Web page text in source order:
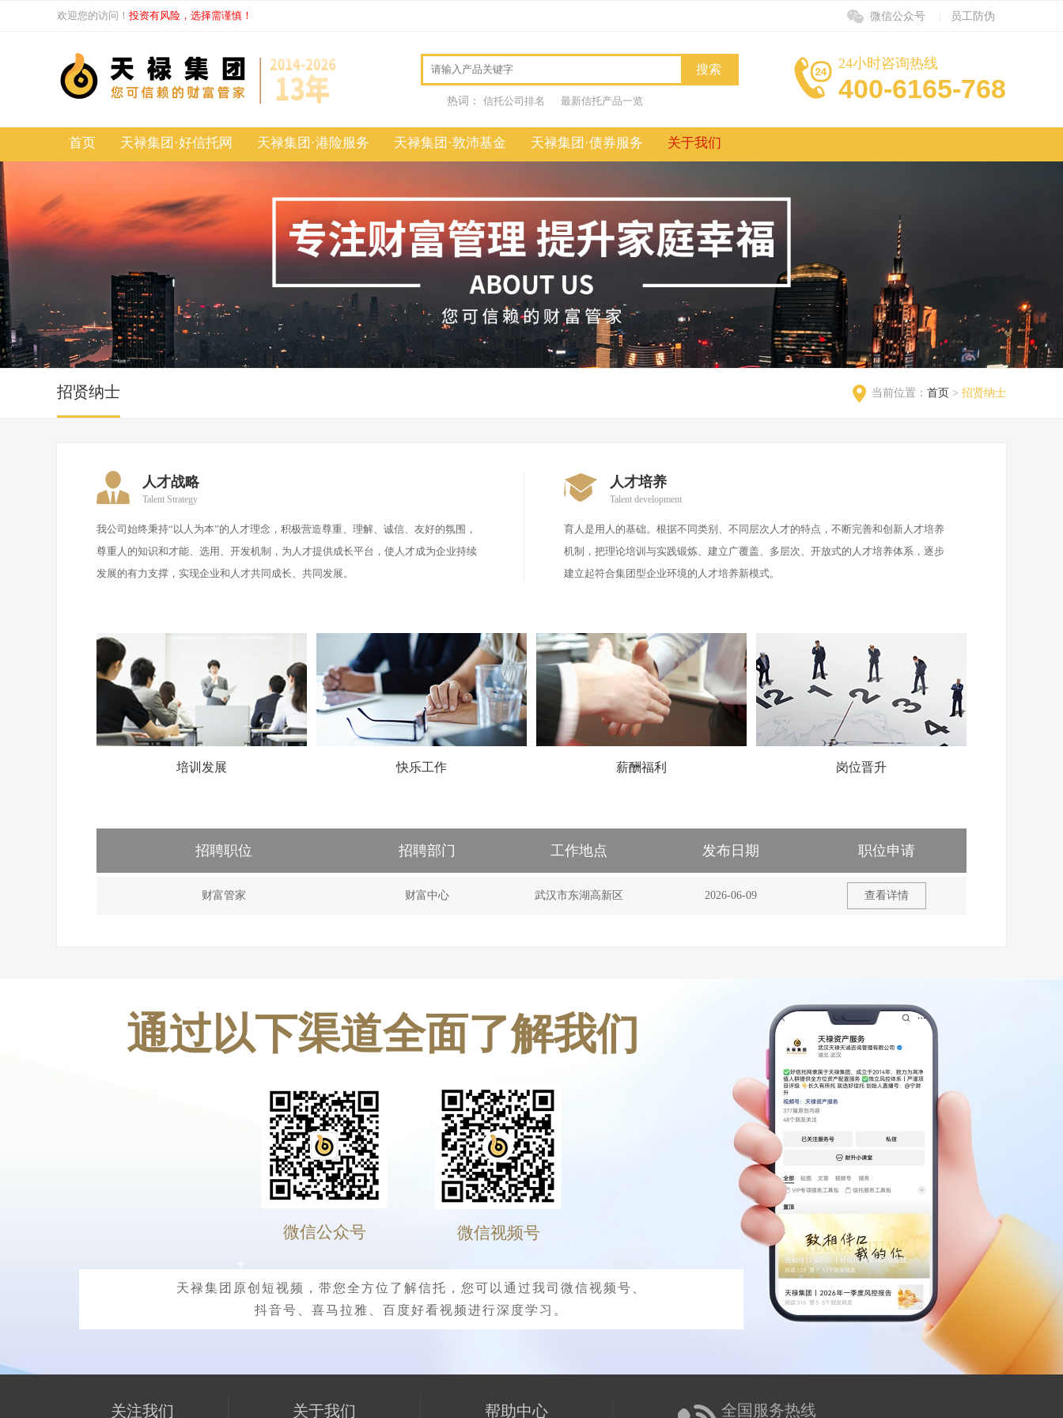
欢迎您的访问！ 投资有风险，选择需谨慎！ 微信公众号 员工防伪
热词： 信托公司排名 最新信托产品一览
24小时咨询热线
400-6165-768
首页 天禄集团·好信托网
进阶知识
热点分享
天禄集团·港险服务
进阶知识
热点分享
天禄集团·敦沛基金
进阶知识
热点分享
天禄集团·债券服务
热点分享
关于我们
免责声明
联系我们
员工防伪
招贤纳士
招贤纳士 当前位置： 首页 > 招贤纳士
人才战略
Talent Strategy
我公司始终秉持“以人为本”的人才理念，积极营造尊重、理解、诚信、友好的氛围，
尊重人的知识和才能、选用、开发机制，为人才提供成长平台，使人才成为企业持续
发展的有力支撑，实现企业和人才共同成长、共同发展。
人才培养
Talent development
育人是用人的基础。根据不同类别、不同层次人才的特点，不断完善和创新人才培养
机制，把理论培训与实践锻炼、建立广覆盖、多层次、开放式的人才培养体系，逐步
建立起符合集团型企业环境的人才培养新模式。
培训发展 快乐工作 薪酬福利 岗位晋升
招聘职位 招聘部门 工作地点 发布日期 职位申请
财富管家 财富中心 武汉市东湖高新区 2026-06-09 查看详情
通过以下渠道全面了解我们
微信公众号 微信视频号
天禄集团原创短视频，带您全方位了解信托，您可以通过我司微信视频号、
抖音号、喜马拉雅、百度好看视频进行深度学习。
关注我们 关于我们 帮助中心 全国服务热线